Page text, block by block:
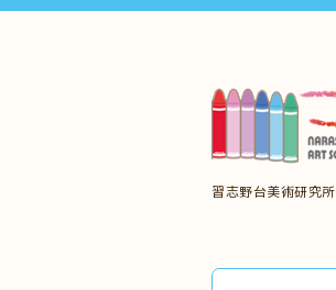
習志野台美術研究所